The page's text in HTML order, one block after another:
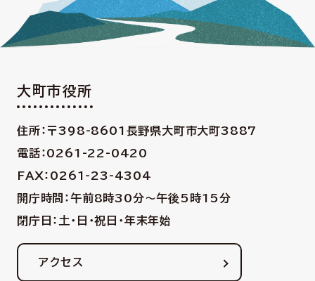
大町市役所
住所：〒398-8601 長野県大町市大町3887
電話：0261-22-0420
FAX：0261-23-4304
開庁時間：午前8時30分〜午後5時15分
閉庁日：土・日・祝日・年末年始
アクセス